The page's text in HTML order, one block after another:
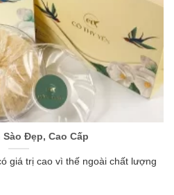
Sào Đẹp, Cao Cấp
giá trị cao vì thế ngoài chất lượng